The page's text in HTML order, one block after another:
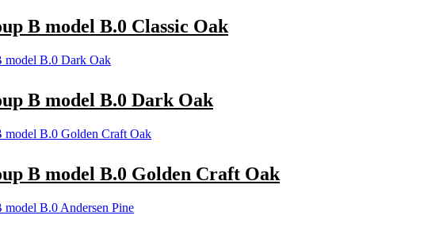
B model B.0 Classic Oak
B model B.0 Dark Oak
B model B.0 Golden Craft Oak